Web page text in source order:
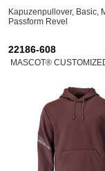
Kapuzenpullover, Basic,
Passform Revel
22186-608
MASCOT®